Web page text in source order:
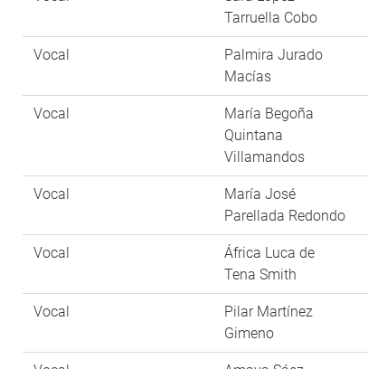
Tarruella Cobo
Vocal
Palmira Jurado
Macías
Vocal
María Begoña
Quintana
Villamandos
Vocal
María José
Parellada Redondo
Vocal
África Luca de
Tena Smith
Vocal
Pilar Martínez
Gimeno